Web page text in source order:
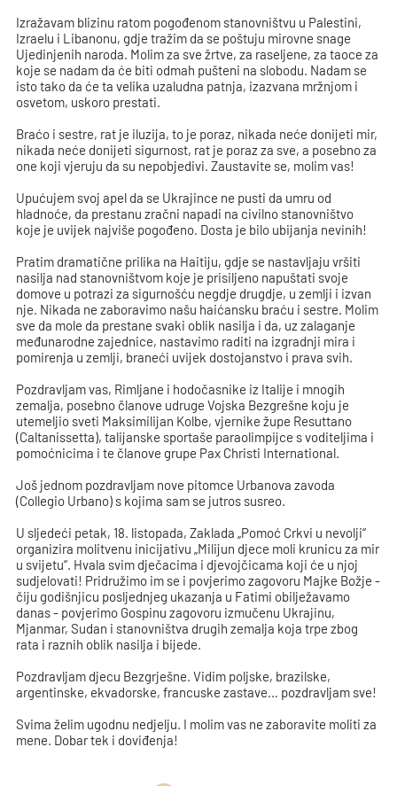
Izražavam blizinu ratom pogođenom stanovništvu u Palestini,
Izraelu i Libanonu, gdje tražim da se poštuju mirovne snage
Ujedinjenih naroda. Molim za sve žrtve, za raseljene, za taoce za
koje se nadam da će biti odmah pušteni na slobodu. Nadam se
isto tako da će ta velika uzaludna patnja, izazvana mržnjom i
osvetom, uskoro prestati.
Braćo i sestre, rat je iluzija, to je poraz, nikada neće donijeti mir,
nikada neće donijeti sigurnost, rat je poraz za sve, a posebno za
one koji vjeruju da su nepobjedivi. Zaustavite se, molim vas!
Upućujem svoj apel da se Ukrajince ne pusti da umru od
hladnoće, da prestanu zračni napadi na civilno stanovništvo
koje je uvijek najviše pogođeno. Dosta je bilo ubijanja nevinih!
Pratim dramatične prilika na Haitiju, gdje se nastavljaju vršiti
nasilja nad stanovništvom koje je prisiljeno napuštati svoje
domove u potrazi za sigurnošću negdje drugdje, u zemlji i izvan
nje. Nikada ne zaboravimo našu haićansku braću i sestre. Molim
sve da mole da prestane svaki oblik nasilja i da, uz zalaganje
međunarodne zajednice, nastavimo raditi na izgradnji mira i
pomirenja u zemlji, braneći uvijek dostojanstvo i prava svih.
Pozdravljam vas, Rimljane i hodočasnike iz Italije i mnogih
zemalja, posebno članove udruge Vojska Bezgrešne koju je
utemeljio sveti Maksimilijan Kolbe, vjernike župe Resuttano
(Caltanissetta), talijanske sportaše paraolimpijce s voditeljima i
pomoćnicima i te članove grupe Pax Christi International.
Još jednom pozdravljam nove pitomce Urbanova zavoda
(Collegio Urbano) s kojima sam se jutros susreo.
U sljedeći petak, 18. listopada, Zaklada „Pomoć Crkvi u nevolji“
organizira molitvenu inicijativu „Milijun djece moli krunicu za mir
u svijetu“. Hvala svim dječacima i djevojčicama koji će u njoj
sudjelovati! Pridružimo im se i povjerimo zagovoru Majke Božje -
čiju godišnjicu posljednjeg ukazanja u Fatimi obilježavamo
danas - povjerimo Gospinu zagovoru izmučenu Ukrajinu,
Mjanmar, Sudan i stanovništva drugih zemalja koja trpe zbog
rata i raznih oblik nasilja i bijede.
Pozdravljam djecu Bezgrješne. Vidim poljske, brazilske,
argentinske, ekvadorske, francuske zastave… pozdravljam sve!
Svima želim ugodnu nedjelju. I molim vas ne zaboravite moliti za
mene. Dobar tek i doviđenja!